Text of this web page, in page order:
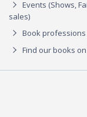
Events (Shows,
sales)
Book
Find our books